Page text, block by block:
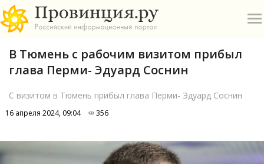
В Тюмень с рабочим визитом прибыл
глава Перми- Эдуард Соснин
С визитом в Тюмень прибыл глава Перми- Эдуард Соснин
16 апреля 2024, 09:04 356